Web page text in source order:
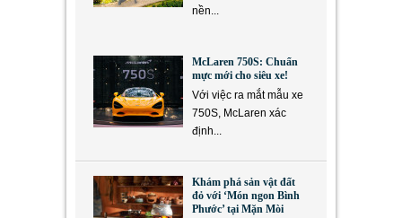
nền...
McLaren 750S: Chuẩn
mực mới cho siêu xe!
Với việc ra mắt mẫu xe
750S, McLaren xác
định...
Khám phá sản vật đất
đỏ với ‘Món ngon Bình
Phước’ tại Mặn Mòi